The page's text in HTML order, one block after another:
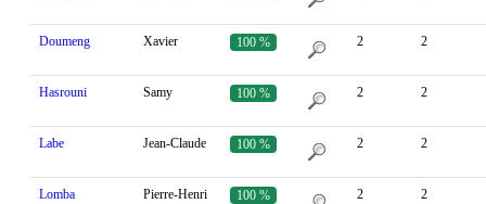
Doumeng Xavier 100 % 2 2
Hasrouni Samy 100 % 2 2
Labe Jean-Claude 100 % 2 2
Lomba Pierre-Henri 100 % 2 2